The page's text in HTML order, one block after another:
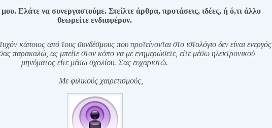
Ελάτε να συνεργαστούμε. Στείλτε άρθρα, προτάσεις, ιδέες, ή ό,τι άλλο
θεωρείτε ενδιαφέρον.
κάποιος από τους συνδέσμους που προτείνονται στο ιστολόγιο δεν είναι ενεργός
παρακαλώ, ας μπείτε στον κόπο να με ενημερώσετε, είτε μέσω ηλεκτρονικού
μηνύματος είτε μέσω σχολίου. Σας ευχαριστώ.
Με φιλικούς χαιρετισμούς,